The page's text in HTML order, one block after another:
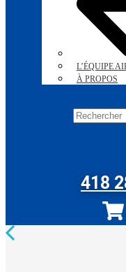
L’ÉQUIPE
À PROPOS
418